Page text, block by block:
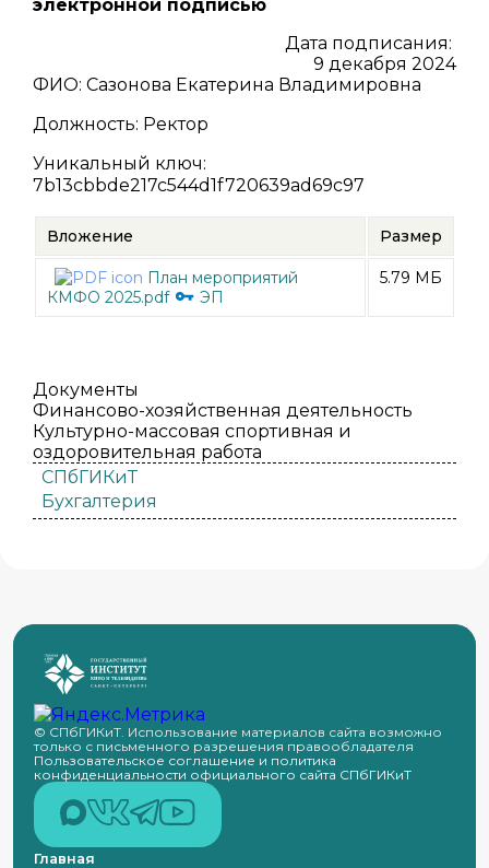
электронной подписью
Дата подписания:
9 декабря 2024
ФИО: Сазонова Екатерина Владимировна
Должность: Ректор
Уникальный ключ:
7b13cbbde217c544d1f720639ad69c97
Вложение Размер
План мероприятий
КМФО 2025.pdf
ЭП
5.79 МБ
Документы
Финансово-хозяйственная деятельность
Культурно-массовая спортивная и
оздоровительная работа
СПбГИКиТ
Бухгалтерия
© СПбГИКиТ. Использование материалов сайта возможно
только с письменного разрешения правообладателя
Пользовательское соглашение и политика
конфиденциальности официального сайта СПбГИКиТ
Главная